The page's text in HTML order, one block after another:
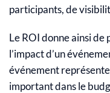
participants, de
Le ROI donne ainsi
l’impact d’un
événement
important dans le